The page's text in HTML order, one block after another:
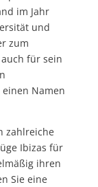
im Jahr
und
zum
für sein
Namen
zahlreiche
Ibizas für
ihren
Sie eine